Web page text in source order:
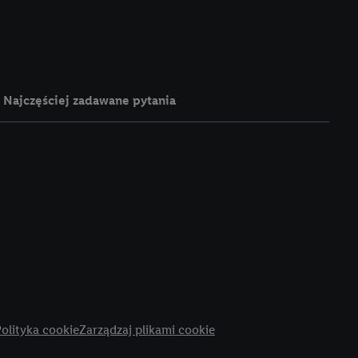
Najczęściej zadawane pytania
cookieZarządzaj plikami cookie
możemy
rozpoznać
W tym celu
adresu IP. Jeśli
użyciu adresu IP i